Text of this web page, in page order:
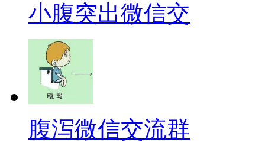
小腹突出微信交
腹泻微信交流群